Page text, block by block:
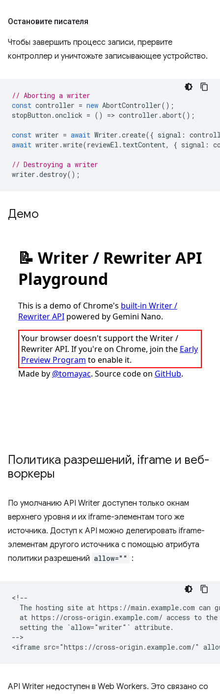
Остановите писателя
Чтобы завершить процесс записи, прервите
контроллер и уничтожьте записывающее устройство.
// Aborting a writer
const controller = new AbortController();
stopButton .onclick = () => controller .abort();
const writer = await Writer .create({ signal :
await writer .write(reviewEl . textContent, { signal :
// Destroying a writer
writer .destroy();
Демо
Политика разрешений, iframe и веб-
воркеры
По умолчанию API Writer доступен только окнам
верхнего уровня и их iframe-элементам того же
источника. Доступ к API можно делегировать iframe-
элементам другого источника с помощью атрибута
политики разрешений allow="" :
<!--
The hosting site at https://main.example.com can
at https://cross-origin.example.com/ access to
  setting the `allow="writer"` attribute.
-->
API Writer недоступен в Web Workers. Это связано со